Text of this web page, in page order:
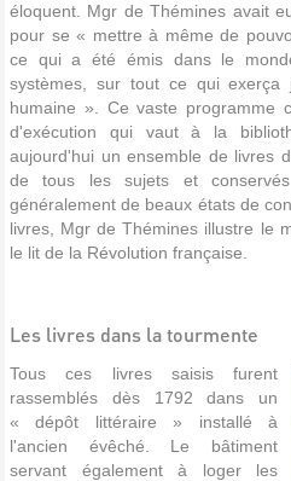
éloquent. Mgr de Thémines avait
pour se « mettre à même de
ce qui a été émis dans le
systèmes, sur tout ce qui exerça
humaine ». Ce vaste programme
d'exécution qui vaut à la
aujourd'hui un ensemble de livres
de tous les sujets et
généralement de beaux états de
livres, Mgr de Thémines illustre le
le lit de la Révolution française.
Les livres dans la tourmente
Tous ces livres saisis furent
rassemblés dès 1792 dans un
« dépôt littéraire » installé à
l'ancien évêché. Le bâtiment
servant également à loger les